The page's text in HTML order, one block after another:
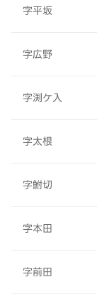
字平坂
字広野
字渕ケ入
字太根
字鮒切
字本田
字前田